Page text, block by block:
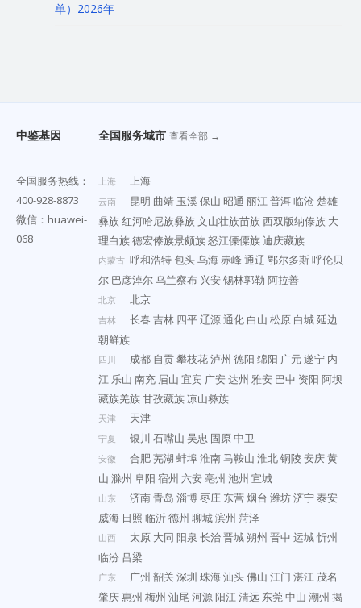
单）2026年
中鉴基因
全国服务热线：
400-928-8873
微信：huawei-
068
全国服务城市 查看全部 →
上海 上海
云南 昆明 曲靖 玉溪保山 昭通 丽江普洱临沧楚雄
彝族红河哈尼族彝族文山壮族苗族西双版纳傣族 大
理白族德宏傣族景颇族怒江傈僳族迪庆藏族
内蒙古 呼和浩特包头乌海赤峰通辽 鄂尔多斯呼伦贝
尔 巴彦淖尔乌兰察布 兴安锡林郭勒 阿拉善
北京 北京
吉林 长春 吉林 四平辽源通化 白山 松原 白城延边
朝鲜族
四川 成都 自贡攀枝花泸州 德阳 绵阳 广元遂宁 内
江 乐山 南充 眉山 宜宾 广安达州 雅安 巴中 资阳 阿坝
藏族羌族甘孜藏族凉山彝族
天津 天津
宁夏 银川 石嘴山 吴忠 固原中卫
安徽 合肥芜湖 蚌埠淮南马鞍山 淮北铜陵 安庆黄
山 滁州 阜阳 宿州 六安亳州 池州 宣城
山东 济南青岛 淄博枣庄 东营烟台 潍坊济宁泰安
威海 日照 临沂德州 聊城滨州 菏泽
山西 太原 大同 阳泉 长治晋城朔州 晋中 运城忻州
临汾 吕梁
广东 广州 韶关 深圳 珠海汕头佛山 江门 湛江 茂名
肇庆惠州 梅州 汕尾 河源阳江清远 东莞中山 潮州 揭